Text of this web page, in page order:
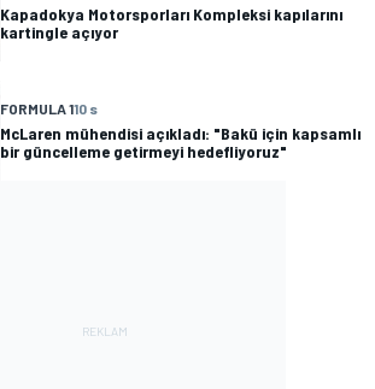
Kapadokya Motorsporları Kompleksi kapılarını
kartingle açıyor
FORMULA 110 s
McLaren mühendisi açıkladı: "Bakü için kapsamlı
bir güncelleme getirmeyi hedefliyoruz"